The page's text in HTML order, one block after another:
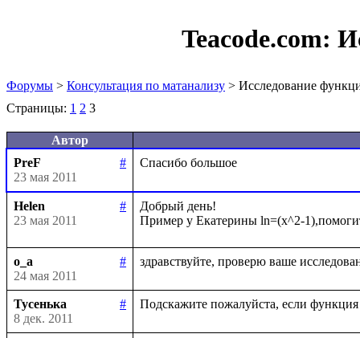
Teacode.com:
Форумы > Консультация по матанализу > Исследование
Страницы: 1 2 3
Автор
PreF
#
23 мая 2011
Helen
#
23 мая 2011
Добрый день!
o_a
#
24 мая 2011
Тусенька
#
8 дек. 2011